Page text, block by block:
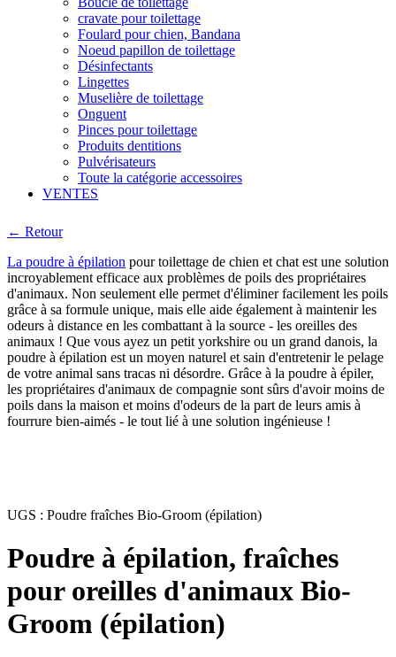
cravate pour toilettage
Foulard pour chien, Bandana
Noeud papillon de toilettage
Désinfectants
Lingettes
Muselière de toilettage
Onguent
Pinces pour toilettage
Produits dentitions
Pulvérisateurs
Toute la catégorie accessoires
VENTES
← Retour
La poudre à épilation pour toilettage de chien et chat est une solution
incroyablement efficace aux problèmes de poils des propriétaires
d'animaux. Non seulement elle permet d'éliminer facilement les poils
grâce à sa formule unique, mais elle aide également à maintenir les
odeurs à distance en les combattant à la source - les oreilles des
animaux ! Que vous ayez un petit yorkshire ou un grand danois, la
poudre à épilation est un moyen naturel et sain d'entretenir le pelage
de votre animal sans tracas ni désordre. Grâce à la poudre à épiler,
les propriétaires d'animaux de compagnie sont sûrs d'avoir moins de
poils dans la maison et moins d'odeurs de la part de leurs amis à
fourrure bien-aimés - le tout lié à une solution ingénieuse !
UGS : Poudre fraîches Bio-Groom (épilation)
Poudre à épilation, fraîches
pour oreilles d'animaux Bio-
Groom (épilation)